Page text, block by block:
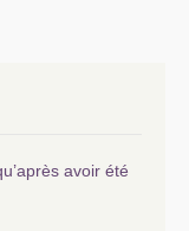
continue ses
, les pires
l’ appel à une
qu’ une grande
, d’
avoir été